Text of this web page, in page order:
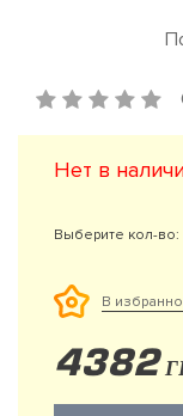
Нет в
Выберите кол-во:
В
4382